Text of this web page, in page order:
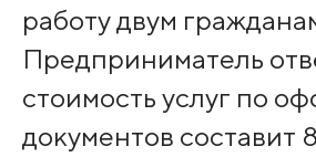
работу двум
Предприниматель
стоимость услуг по
документов составит